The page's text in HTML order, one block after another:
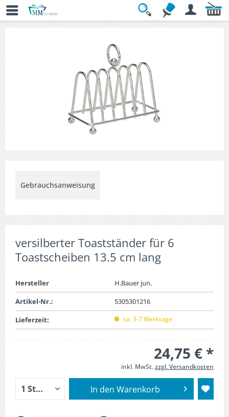
Übersicht
Gebrauchsanweisung
versilberter Toastständer für 6
Toastscheiben 13.5 cm lang
Hersteller
H.Bauer jun.
Artikel-Nr.:
5305301216
Lieferzeit:
ca. 3-7 Werktage
24,75 € *
inkl. MwSt.zzgl. Versandkosten
In den Warenkorb